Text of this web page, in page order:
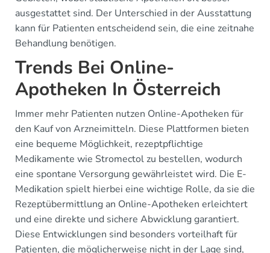
ausgestattet sind. Der Unterschied in der Ausstattung
kann für Patienten entscheidend sein, die eine zeitnahe
Behandlung benötigen.
Trends Bei Online-
Apotheken In Österreich
Immer mehr Patienten nutzen Online-Apotheken für
den Kauf von Arzneimitteln. Diese Plattformen bieten
eine bequeme Möglichkeit, rezeptpflichtige
Medikamente wie Stromectol zu bestellen, wodurch
eine spontane Versorgung gewährleistet wird. Die E-
Medikation spielt hierbei eine wichtige Rolle, da sie die
Rezeptübermittlung an Online-Apotheken erleichtert
und eine direkte und sichere Abwicklung garantiert.
Diese Entwicklungen sind besonders vorteilhaft für
Patienten, die möglicherweise nicht in der Lage sind,